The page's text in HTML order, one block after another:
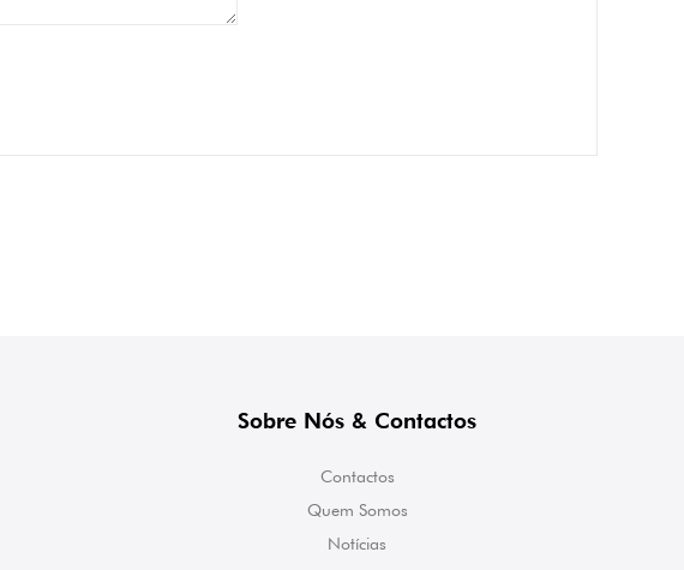
Sobre Nós & Contactos
Contactos
Quem Somos
Notícias